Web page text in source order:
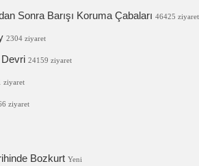
Sonra Barışı Koruma Ça­baları 46425 ziyaret
2304 ziyaret
24159 ziyaret
ziyaret
ziyaret
Bozkurt Yeni